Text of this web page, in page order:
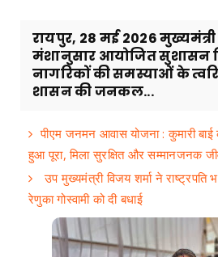
रायपुर, 28 मई 2026
मंशानुसार आयोजित सुशासन
नागरिकों की समस्याओं के
शासन की जनकल...
पीएम जनमन आवास योजना : कुमारी
हुआ पूरा, मिला सुरक्षित और सम्मानजनक
उप मुख्यमंत्री विजय शर्मा ने
रेणुका गोस्वामी को दी बधाई